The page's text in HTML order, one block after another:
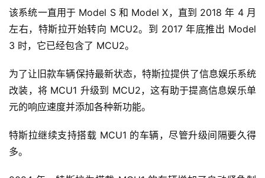
该系统一直用于 Model S 和 Model X，直到 2018 年 4 月
左右，特斯拉开始转向 MCU2。到 2017 年底推出 Model
3 时，它已经包含了 MCU2。
为了让旧款车辆保持最新状态，特斯拉提供了信息娱乐系统
改装，将 MCU1 升级到 MCU2，这有助于提高信息娱乐单
元的响应速度并添加各种新功能。
特斯拉继续支持搭载 MCU1 的车辆，尽管升级间隔要久得
多。